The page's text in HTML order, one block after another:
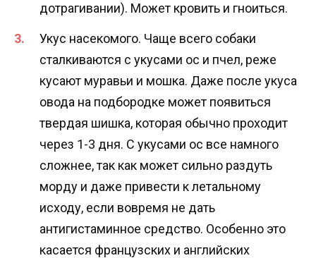
дотрагивании). Может кровить и гноиться.
Укус насекомого. Чаще всего собаки
сталкиваются с укусами ос и пчел, реже
кусают муравьи и мошка. Даже после укуса
овода на подбородке может появиться
твердая шишка, которая обычно проходит
через 1-3 дня. С укусами ос все намного
сложнее, так как может сильно раздуть
морду и даже привести к летальному
исходу, если вовремя не дать
антигистаминное средство. Особенно это
касается французских и английских